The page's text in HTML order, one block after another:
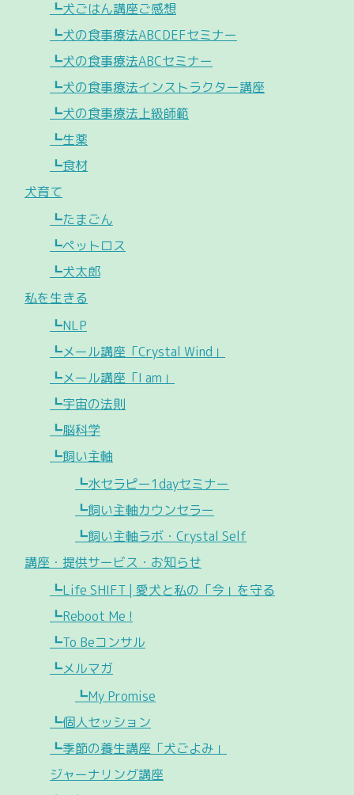
┗犬ごはん講座ご感想
┗犬の食事療法ABCDEFセミナー
┗犬の食事療法ABCセミナー
┗犬の食事療法インストラクター講座
┗犬の食事療法上級師範
┗生薬
┗食材
犬育て
┗たまごん
┗ペットロス
┗犬太郎
私を生きる
┗NLP
┗メール講座「Crystal Wind」
┗メール講座「I am」
┗宇宙の法則
┗脳科学
┗飼い主軸
┗水セラピー1dayセミナー
┗飼い主軸カウンセラー
┗飼い主軸ラボ・Crystal Self
講座・提供サービス・お知らせ
┗Life SHIFT | 愛犬と私の「今」を守る
┗Reboot Me !
┗To Beコンサル
┗メルマガ
┗My Promise
┗個人セッション
┗季節の養生講座「犬ごよみ」
ジャーナリング講座